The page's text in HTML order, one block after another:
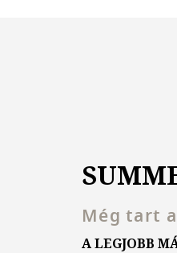
Még tart
A LEGJOBB